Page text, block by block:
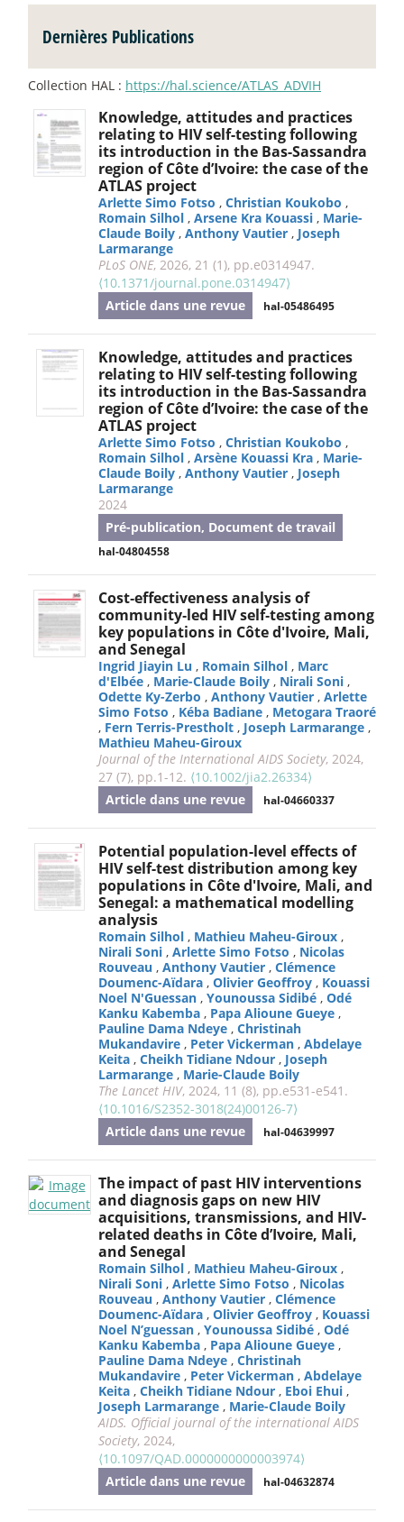
Dernières Publications
Collection HAL : https://hal.science/ATLAS_ADVIH
Knowledge, attitudes and practices
relating to HIV self-testing following
its introduction in the Bas-Sassandra
region of Côte d’Ivoire: the case of the
ATLAS project
Arlette Simo Fotso , Christian Koukobo ,
Romain Silhol , Arsene Kra Kouassi , Marie-
Claude Boily , Anthony Vautier , Joseph
Larmarange
PLoS ONE, 2026, 21 (1), pp.e0314947.
⟨10.1371/journal.pone.0314947⟩
Article dans une revue
hal-05486495
Knowledge, attitudes and practices
relating to HIV self-testing following
its introduction in the Bas-Sassandra
region of Côte d’Ivoire: the case of the
ATLAS project
Arlette Simo Fotso , Christian Koukobo ,
Romain Silhol , Arsène Kouassi Kra , Marie-
Claude Boily , Anthony Vautier , Joseph
Larmarange
2024
Pré-publication, Document de travail
hal-04804558
Cost‐effectiveness analysis of
community‐led HIV self‐testing among
key populations in Côte d'Ivoire, Mali,
and Senegal
Ingrid Jiayin Lu , Romain Silhol , Marc
d'Elbée , Marie-Claude Boily , Nirali Soni ,
Odette Ky-Zerbo , Anthony Vautier , Arlette
Simo Fotso , Kéba Badiane , Metogara Traoré
, Fern Terris-Prestholt , Joseph Larmarange ,
Mathieu Maheu-Giroux
Journal of the International AIDS Society, 2024,
27 (7), pp.1-12. ⟨10.1002/jia2.26334⟩
Article dans une revue
hal-04660337
Potential population-level effects of
HIV self-test distribution among key
populations in Côte d'Ivoire, Mali, and
Senegal: a mathematical modelling
analysis
Romain Silhol , Mathieu Maheu-Giroux ,
Nirali Soni , Arlette Simo Fotso , Nicolas
Rouveau , Anthony Vautier , Clémence
Doumenc-Aïdara , Olivier Geoffroy , Kouassi
Noel N'Guessan , Younoussa Sidibé , Odé
Kanku Kabemba , Papa Alioune Gueye ,
Pauline Dama Ndeye , Christinah
Mukandavire , Peter Vickerman , Abdelaye
Keita , Cheikh Tidiane Ndour , Joseph
Larmarange , Marie-Claude Boily
The Lancet HIV, 2024, 11 (8), pp.e531-e541.
⟨10.1016/S2352-3018(24)00126-7⟩
Article dans une revue
hal-04639997
The impact of past HIV interventions
and diagnosis gaps on new HIV
acquisitions, transmissions, and HIV-
related deaths in Côte d’Ivoire, Mali,
and Senegal
Romain Silhol , Mathieu Maheu-Giroux ,
Nirali Soni , Arlette Simo Fotso , Nicolas
Rouveau , Anthony Vautier , Clémence
Doumenc-Aïdara , Olivier Geoffroy , Kouassi
Noel N’guessan , Younoussa Sidibé , Odé
Kanku Kabemba , Papa Alioune Gueye ,
Pauline Dama Ndeye , Christinah
Mukandavire , Peter Vickerman , Abdelaye
Keita , Cheikh Tidiane Ndour , Eboi Ehui ,
Joseph Larmarange , Marie-Claude Boily
AIDS. Official journal of the international AIDS
Society, 2024,
⟨10.1097/QAD.0000000000003974⟩
Article dans une revue
hal-04632874